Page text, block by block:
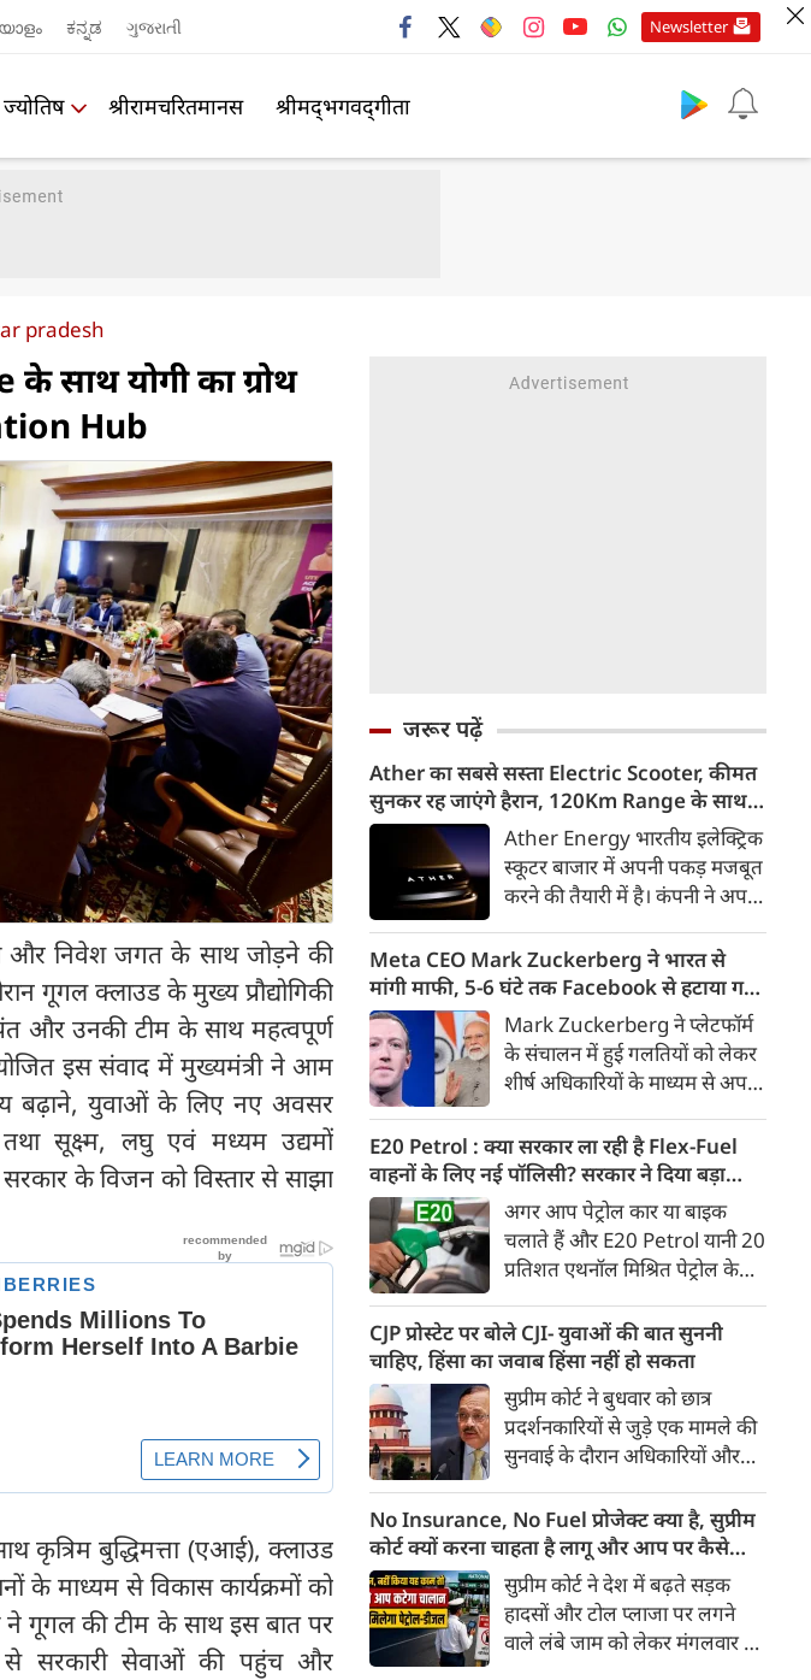
ಕನ್ನಡ ગુજરાતી Newsletter
ज्योतिष श्रीरामचरितमानस श्रीमद्‍भगवद्‍गीता
pradesh
योगी का ग्रोथ
Hub
और निवेश जगत के साथ जोड़ने की
गूगल क्लाउड के मुख्य प्रौद्योगिकी
और उनकी टीम के साथ महत्वपूर्ण
इस संवाद में मुख्यमंत्री ने आम
बढ़ाने, युवाओं के लिए नए अवसर
सूक्ष्म, लघु एवं मध्यम उद्यमों
के विजन को विस्तार से साझा
बुद्धिमत्ता (एआई), क्लाउड
के माध्यम से विकास कार्यक्रमों को
ने गूगल की टीम के साथ इस बात पर
से सरकारी सेवाओं की पहुंच और
जरूर पढ़ें
Ather का सबसे सस्ता Electric Scooter, कीमत
सुनकर रह जाएंगे हैरान, 120Km Range के साथ
आएगा Konarc Ather Energy भारतीय इलेक्ट्रिक
स्कूटर बाजार में अपनी पकड़ मजबूत
करने की तैयारी में है। कंपनी ने अपने
इलेक्ट्रिक स्कूटर का पहला वीडियो
टीजर जारी कर दिया है। इस नए
इलेक्ट्रिक स्कूटर का नाम Ather
Konarc बताया गया है। कंपनी इसे
29 अगस्त 2026 को होने वाले
Ather Annual Community
Day के दौरान भारतीय बाजार में पेश
करेगी।
Meta CEO Mark Zuckerberg ने भारत से
मांगी माफी, 5-6 घंटे तक Facebook से हटाया गया
था PM Modi का वीडियोMark Zuckerberg ने प्लेटफॉर्म
के संचालन में हुई गलतियों को लेकर
शीर्ष अधिकारियों के माध्यम से अपनी
बैठक के दौरान Meta ने यह भी
स्वीकार किया कि कुछ खास तरह के
कंटेंट को ज्यादा लोगों तक पहुंचाने के
लिए बड़ी रकम का भुगतान किया
गया था। सूत्र के मुताबिक, Meta ने
गलती स्वीकार करते हुए माफी मांगी
और इस पर अफसोस जताया।
E20 Petrol : क्या सरकार ला रही है Flex-Fuel
वाहनों के लिए नई पॉलिसी? सरकार ने दिया बड़ा
अपडेट
अगर आप पेट्रोल कार या बाइक
चलाते हैं और E20 Petrol यानी 20
प्रतिशत एथनॉल मिश्रित पेट्रोल के
आपके लिए बड़ी खबर है। भारी
उद्योग मंत्रालय ने स्पष्ट किया है कि
20 प्रतिशत से अधिक एथनॉल
मिश्रित ईंधन पर चलने वाले Flex-
Fuel वाहनों को बढ़ावा देने के लिए
सरकार ने अलग से कोई राष्ट्रीय नीति
नहीं बनाई है। मंत्रालय ने यह भी स्पष्ट
किया कि Flex-Fuel और Electric
Vehicles को प्रोत्साहित करने को
लेकर उसने फिलहाल कोई अलग
अध्ययन नहीं कराया है।
CJP प्रोस्टेट पर बोले CJI- युवाओं की बात सुननी
चाहिए, हिंसा का जवाब हिंसा नहीं हो सकता
सुप्रीम कोर्ट ने बुधवार को छात्र
प्रदर्शनकारियों से जुड़े एक मामले की
सुनवाई के दौरान अधिकारियों और
दी। कोर्ट ने कहा कि युवा छात्रों के
विरोध प्रदर्शन के दौरान हिंसा रोकने के
लिए अगर हिंसक तरीके अपनाए गए,
तो इससे स्थिति और बिगड़ सकती है।
No Insurance, No Fuel प्रोजेक्ट क्या है, सुप्रीम
कोर्ट क्यों करना चाहता है लागू और आप पर कैसे
पड़ेगा असर
सुप्रीम कोर्ट ने देश में बढ़ते सड़क
हादसों और टोल प्लाजा पर लगने
वाले लंबे जाम को लेकर मंगलवार को